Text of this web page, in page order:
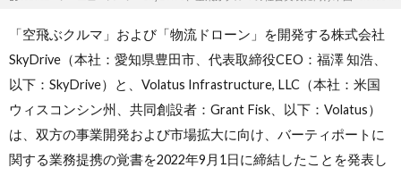
「空飛ぶクルマ」および「物流ドローン」を開発する株式会社
SkyDrive（本社：愛知県豊田市、代表取締役CEO：福澤 知浩、
以下：SkyDrive）と、Volatus Infrastructure, LLC（本社：米国
ウィスコンシン州、共同創設者：Grant Fisk、以下：Volatus）
は、双方の事業開発および市場拡大に向け、バーティポートに
関する業務提携の覚書を2022年9月1日に締結したことを発表し